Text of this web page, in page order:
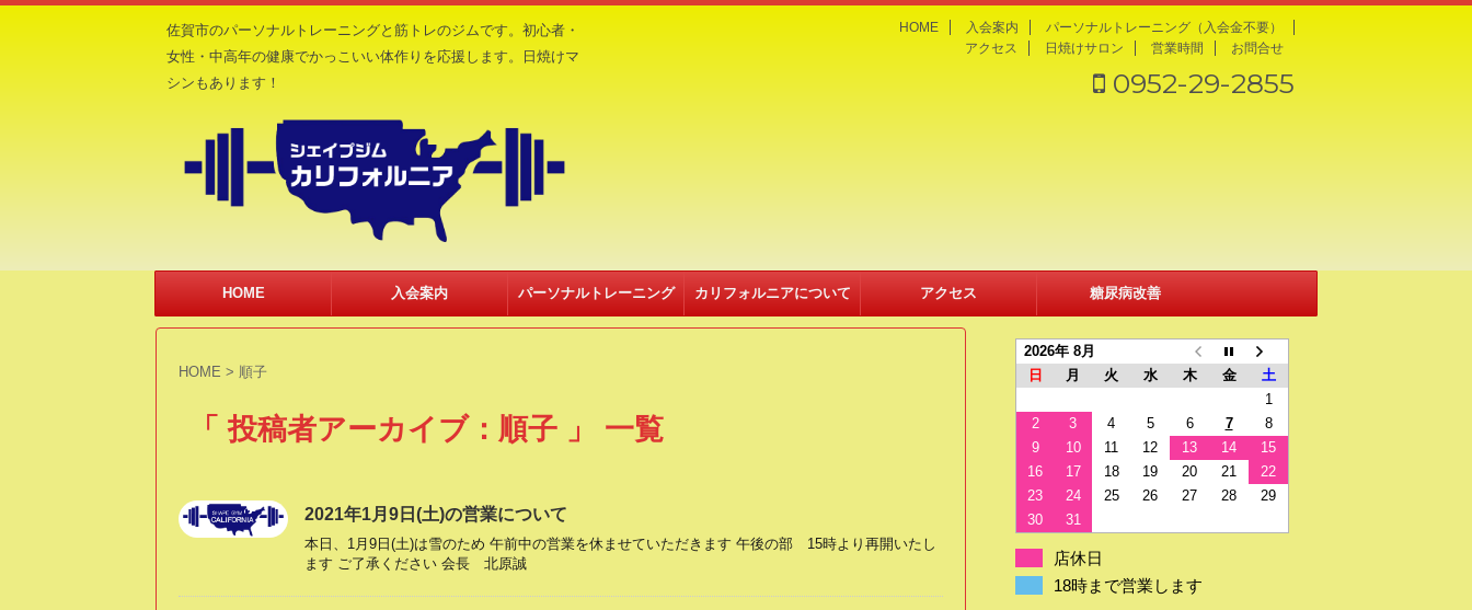
佐賀市のパーソナルトレーニングと筋トレのジムです。初心者・
女性・中高年の健康でかっこいい体作りを応援します。日焼けマ
シンもあります！
HOME 入会案内
パーソナルトレーニング（入会金不要）
アクセス
日焼けサロン 営業時間 お問合せ
0952-29-2855
HOME 入会案内 パーソナルトレーニング カリフォルニアについて アクセス 糖尿病改善
HOME > 順子
「 投稿者アーカイブ：順子 」 一覧
2021年1月9日(土)の営業について
本日、1月9日(土)は雪のため 午前中の営業を休ませていただきます 午後の部 15時より再開いたし
ます ご了承ください 会長 北原誠
2026年 8月
日
月 火 水 木 金
土
1
2
3 4 5 6 7
8
9
10 11 12 13 14
15
16
17 18 19 20 21
22
23
24 25 26 27 28
29
30
31
店休日
18時まで営業します